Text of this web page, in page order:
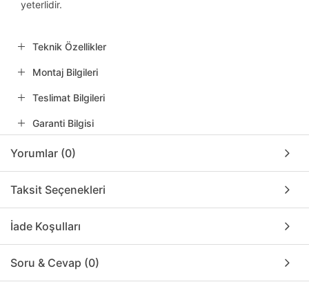
yeterlidir.
Teknik Özellikler
Montaj Bilgileri
Teslimat Bilgileri
Garanti Bilgisi
Yorumlar (0)
Taksit Seçenekleri
İade Koşulları
Soru & Cevap (0)